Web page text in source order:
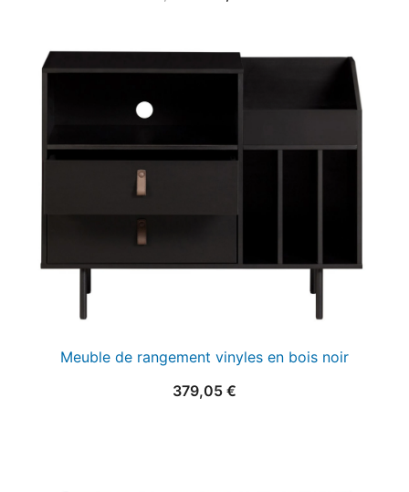
était :
est :
Meuble de rangement vinyles en bois noir
379,05 €